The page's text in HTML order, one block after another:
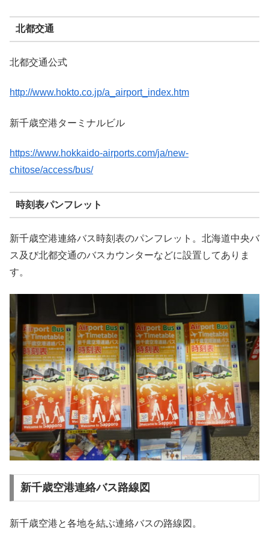
北都交通
北都交通公式
http://www.hokto.co.jp/a_airport_index.htm
新千歳空港ターミナルビル
https://www.hokkaido-airports.com/ja/new-
chitose/access/bus/
時刻表パンフレット
新千歳空港連絡バス時刻表のパンフレット。北海道中央バ
ス及び北都交通のバスカウンターなどに設置してありま
す。
新千歳空港連絡バス路線図
新千歳空港と各地を結ぶ連絡バスの路線図。